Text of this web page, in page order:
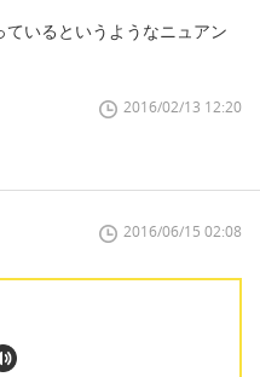
いるというようなニュアン
2016/02/13 12:20
2016/06/15 02:08